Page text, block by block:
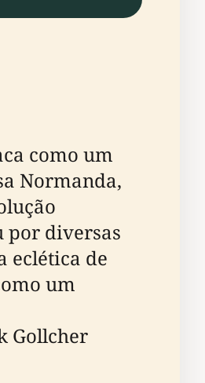
como um
Normanda,
por diversas
eclética de
um
Gollcher